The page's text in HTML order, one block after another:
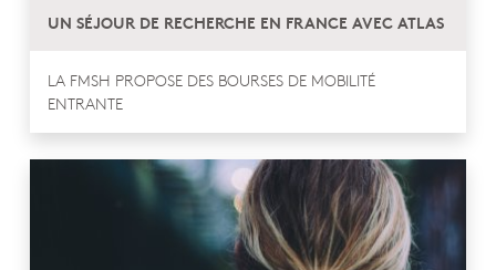
UN SÉJOUR DE RECHERCHE EN FRANCE AVEC ATLAS
LA FMSH PROPOSE DES BOURSES DE MOBILITÉ
ENTRANTE